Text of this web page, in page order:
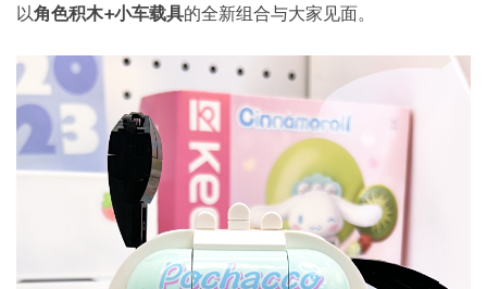
以角色积木+小车载具的全新组合与大家见面。